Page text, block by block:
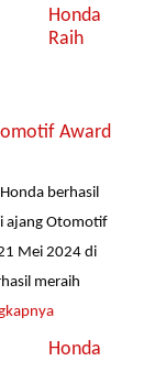
Honda
Raih
Award
berhasil
ajang Otomotif
Mei 2024 di
meraih
Honda